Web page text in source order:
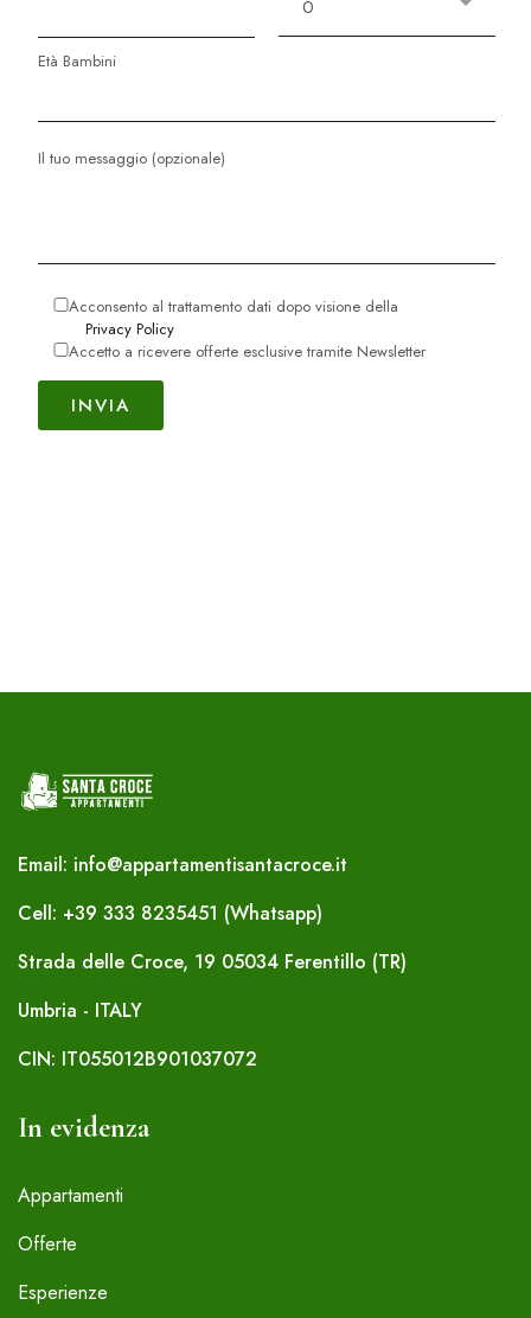
Età Bambini
Il tuo messaggio (opzionale)
Acconsento al trattamento dati dopo visione della
Privacy Policy
Accetto a ricevere offerte esclusive tramite Newsletter
Email: info@appartamentisantacroce.it
Cell: +39 333 8235451 (Whatsapp)
Strada delle Croce, 19 05034 Ferentillo (TR)
Umbria - ITALY
CIN: IT055012B901037072
In evidenza
Appartamenti
Offerte
Esperienze